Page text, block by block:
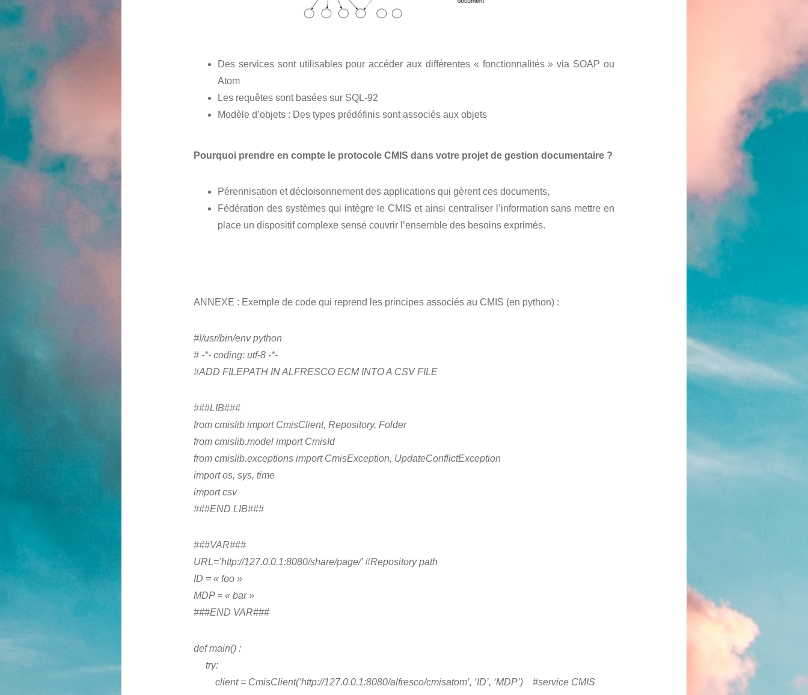
Des services sont utilisables pour accéder aux différentes « fonctionnalités » via SOAP ou
Atom
Les requêtes sont basées sur SQL-92
Modèle d’objets : Des types prédéfinis sont associés aux objets
Pourquoi prendre en compte le protocole CMIS dans votre projet de gestion documentaire ?
Pérennisation et décloisonnement des applications qui gèrent ces documents,
Fédération des systèmes qui intègre le CMIS et ainsi centraliser l’information sans mettre en
place un dispositif complexe sensé couvrir l’ensemble des besoins exprimés.
ANNEXE : Exemple de code qui reprend les principes associés au CMIS (en python) :
#!/usr/bin/env python
# -*- coding: utf-8 -*-
#ADD FILEPATH IN ALFRESCO ECM INTO A CSV FILE
###LIB###
from cmislib import CmisClient, Repository, Folder
from cmislib.model import CmisId
from cmislib.exceptions import CmisException, UpdateConflictException
import os, sys, time
import csv
###END LIB###
###VAR###
URL=’http://127.0.0.1:8080/share/page/’ #Repository path
ID = « foo »
MDP = « bar »
###END VAR###
def main() :
try:
client = CmisClient(‘http://127.0.0.1:8080/alfresco/cmisatom’, ‘ID’, ‘MDP’) #service CMIS